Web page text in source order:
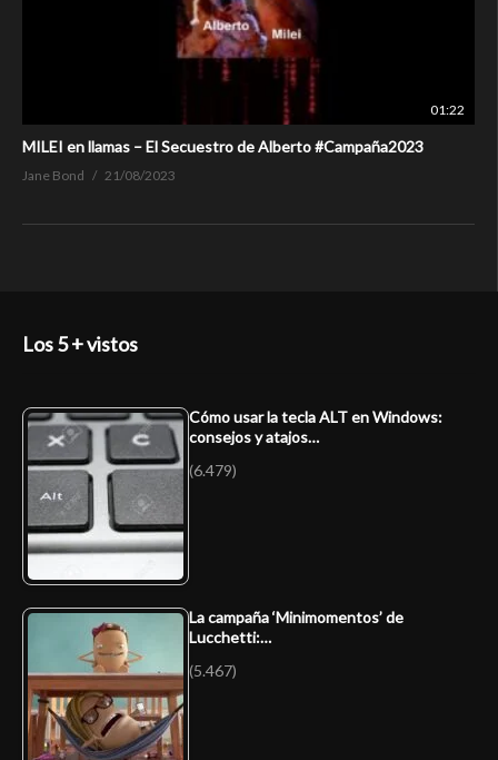
01:22
MILEI en llamas – El Secuestro de Alberto #Campaña2023
Jane Bond 21/08/2023
Los 5 + vistos
Cómo usar la tecla ALT en Windows:
consejos y atajos…
(6.479)
La campaña ‘Minimomentos’ de
Lucchetti:…
(5.467)